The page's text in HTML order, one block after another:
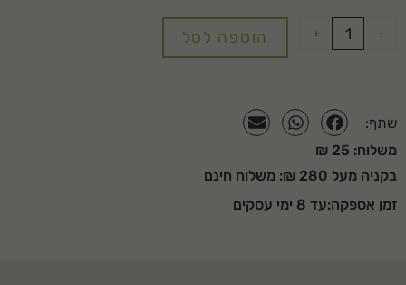
-
+ הוספה לסל
שתף:
משלוח: 25 ₪
בקניה מעל 280 ₪: משלוח חינם
זמן אספקה:עד 8 ימי עסקים